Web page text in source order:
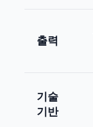
출력
기술
기반